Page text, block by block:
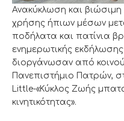
Ανακύκλωση και βιώσιμη
χρήσης ήπιων μέσων
ποδήλατα και πατίνια
ενημερωτικής
διοργάνωσαν από
Πανεπιστήμιο Πατρών,
Little-«Κύκλος Ζωής
κινητικότητας».